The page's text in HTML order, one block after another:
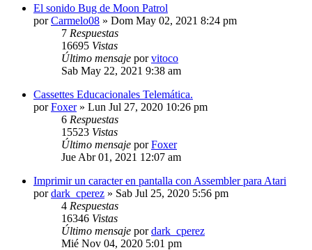
El sonido Bug de Moon Patrol
porCarmelo08 » Dom May 02, 2021 8:24 pm
7 Respuestas
16695 Vistas
Último mensaje porvitoco
Sab May 22, 2021 9:38 am
Cassettes Educacionales Telemática.
porFoxer» Lun Jul 27, 2020 10:26 pm
6 Respuestas
15523 Vistas
Último mensaje porFoxer
Jue Abr 01, 2021 12:07 am
Imprimir un caracter en pantalla con Assembler para Atari
pordark_cperez » Sab Jul 25, 2020 5:56 pm
4 Respuestas
16346 Vistas
Último mensaje pordark_cperez
Mié Nov 04, 2020 5:01 pm